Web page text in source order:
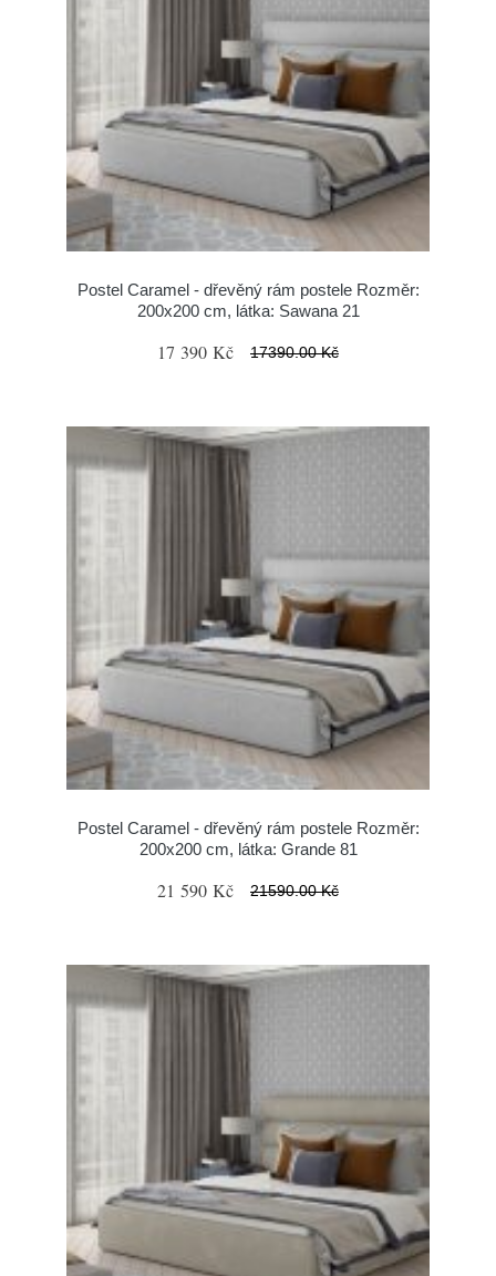
Postel Caramel - dřevěný rám postele Rozměr:
200x200 cm, látka: Sawana 21
17 390 Kč 17390.00 Kč
Postel Caramel - dřevěný rám postele Rozměr:
200x200 cm, látka: Grande 81
21 590 Kč 21590.00 Kč